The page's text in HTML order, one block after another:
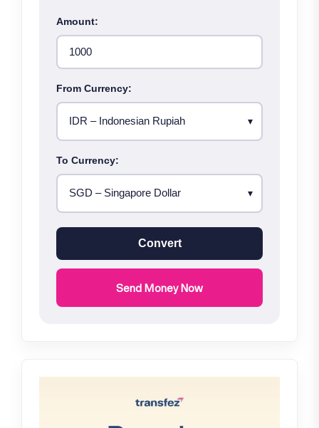
Amount:
From Currency:
To Currency:
Convert
Send Money Now